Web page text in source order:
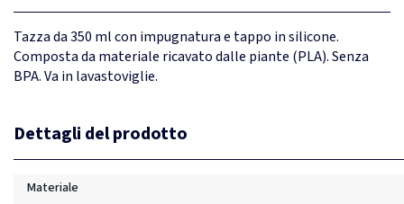
Tazza da 350 ml con impugnatura e tappo in silicone.
Composta da materiale ricavato dalle piante (PLA). Senza
BPA. Va in lavastoviglie.
Dettagli del prodotto
Materiale